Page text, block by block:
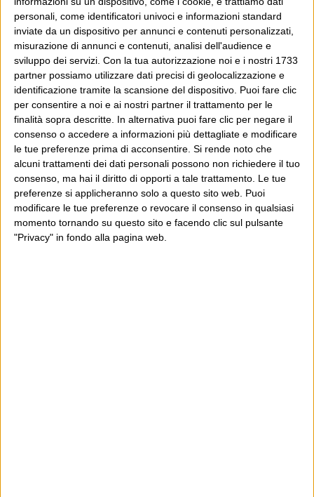
personali, come identificatori univoci e informazioni standard
inviate da un dispositivo per annunci e contenuti personalizzati,
misurazione di annunci e contenuti, analisi dell'audience e
sviluppo dei servizi. Con la tua autorizzazione noi e i nostri 1733
partner possiamo utilizzare dati precisi di geolocalizzazione e
identificazione tramite la scansione del dispositivo. Puoi fare clic
per consentire a noi e ai nostri partner il trattamento per le
finalità sopra descritte. In alternativa puoi fare clic per negare il
consenso o accedere a informazioni più dettagliate e modificare
le tue preferenze prima di acconsentire. Si rende noto che
alcuni trattamenti dei dati personali possono non richiedere il tuo
consenso, ma hai il diritto di opporti a tale trattamento. Le tue
preferenze si applicheranno solo a questo sito web. Puoi
modificare le tue preferenze o revocare il consenso in qualsiasi
momento tornando su questo sito e facendo clic sul pulsante
"Privacy" in fondo alla pagina web.
un progetto giornalistico che prosegue da oltre 16
anni, grazie a chi lo scopre, lo apprezza e lo
consiglia in giro.
Leggi il Post, magari ti piace
Luca Sofri Wittgenstein Amud Rishon,Israele, rassegna
stampa
UN COMMENTO SU “